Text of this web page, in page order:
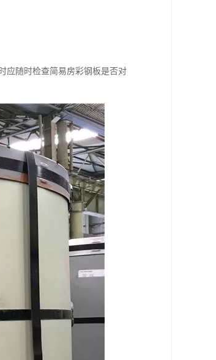
应随时检查简易房彩钢板是否对